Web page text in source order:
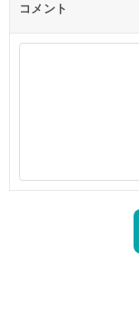
コメント